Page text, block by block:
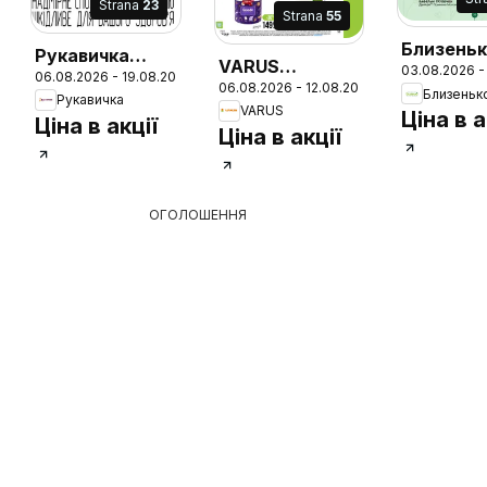
Strana 23
Рукавичка
Поточний
каталог
06.08.2026 - 19.08.2026
Рукавичка
Ціна в акції
Strana55
VARUS
Різномаїжжя
щодня
06.08.2026 - 12.08.2026
VARUS
Ціна в акції
каталог
03.08.2026
Ціна в
ОГОЛОШЕННЯ